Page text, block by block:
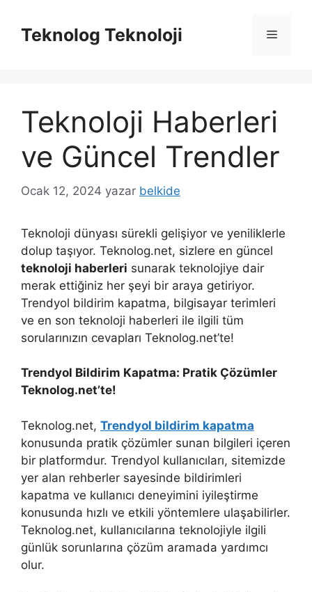
Teknolog Teknoloji Menü
Teknoloji Haberleri
ve Güncel Trendler
Ocak 12, 2024 yazar belkide
Teknoloji dünyası sürekli gelişiyor ve yeniliklerle
dolup taşıyor. Teknolog.net, sizlere en güncel
teknoloji haberleri sunarak teknolojiye dair
merak ettiğiniz her şeyi bir araya getiriyor.
Trendyol bildirim kapatma, bilgisayar terimleri
ve en son teknoloji haberleri ile ilgili tüm
sorularınızın cevapları Teknolog.net’te!
Trendyol Bildirim Kapatma: Pratik Çözümler
Teknolog.net’te!
Teknolog.net, Trendyol bildirim kapatma
konusunda pratik çözümler sunan bilgileri içeren
bir platformdur. Trendyol kullanıcıları, sitemizde
yer alan rehberler sayesinde bildirimleri
kapatma ve kullanıcı deneyimini iyileştirme
konusunda hızlı ve etkili yöntemlere ulaşabilirler.
Teknolog.net, kullanıcılarına teknolojiyle ilgili
günlük sorunlarına çözüm aramada yardımcı
olur.